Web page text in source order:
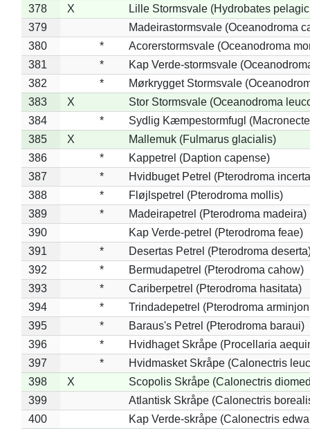
378
X
Lille Stormsvale (Hydrobates
379
Madeirastormsvale (Oceanodroma
380
*
Acorerstormsvale (Oceanodroma
381
*
Kap Verde-stormsvale
382
*
Mørkrygget Stormsvale
383
X
Stor Stormsvale (Oceanodroma
384
*
Sydlig Kæmpestormfugl
385
X
Mallemuk (Fulmarus glacialis)
386
*
Kappetrel (Daption capense)
387
*
Hvidbuget Petrel (Pterodroma
388
*
Fløjlspetrel (Pterodroma mollis)
389
*
Madeirapetrel (Pterodroma madeira)
390
Kap Verde-petrel (Pterodroma feae)
391
*
Desertas Petrel (Pterodroma
392
*
Bermudapetrel (Pterodroma cahow)
393
*
Cariberpetrel (Pterodroma hasitata)
394
*
Trindadepetrel (Pterodroma
395
*
Baraus's Petrel (Pterodroma baraui)
396
*
Hvidhaget Skråpe (Procellaria
397
*
Hvidmasket Skråpe (Calonectris
398
X
Scopolis Skråpe (Calonectris
399
Atlantisk Skråpe (Calonectris
400
Kap Verde-skråpe (Calonectris